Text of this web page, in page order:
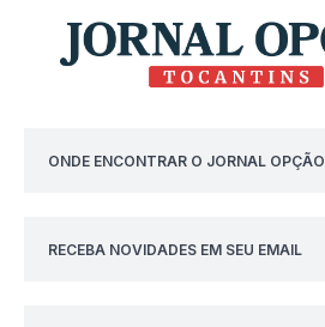
ONDE ENCONTRAR O JORNAL OPÇÃO
RECEBA NOVIDADES EM SEU EMAIL